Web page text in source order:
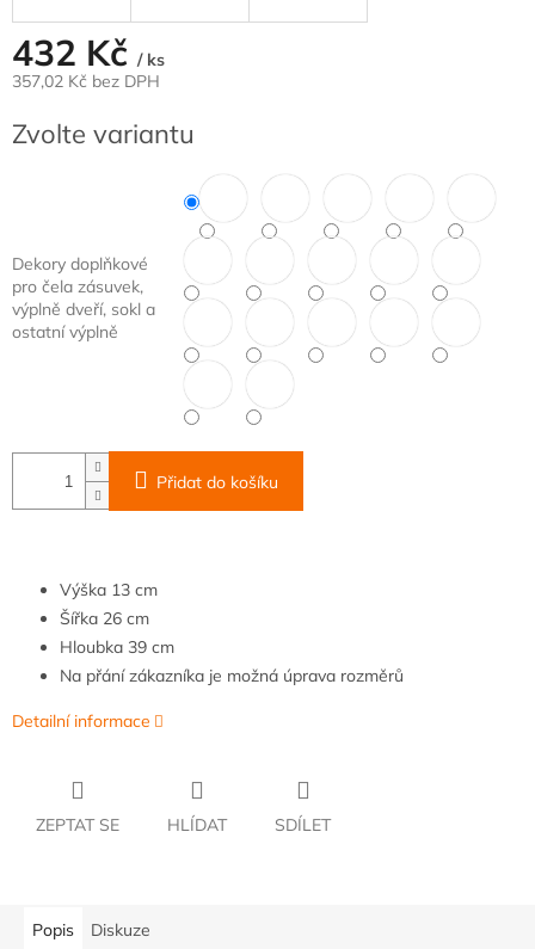
432 Kč / ks
357,02 Kč bez DPH
cena:
Zvolte variantu
Dekory doplňkové
pro čela zásuvek,
výplně dveří, sokl a
ostatní výplně
Přidat do košíku
Výška 13 cm
Šířka 26 cm
Hloubka 39 cm
Na přání zákazníka je možná úprava rozměrů
Detailní informace
ZEPTAT SE HLÍDAT SDÍLET
Popis Diskuze